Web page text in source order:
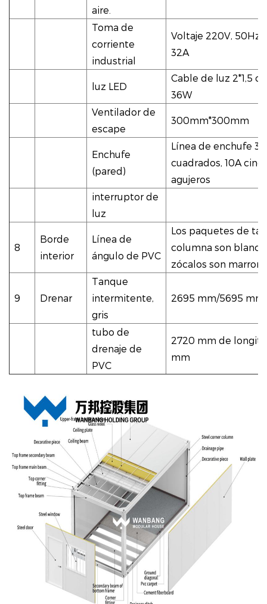
aire.
Toma de
corriente
industrial
Voltaje 220V, 50Hz,
32A
luz LED
Cable de luz 2*1,5
36W
Ventilador de
escape
300mm*300mm
Enchufe
(pared)
Línea de enchufe
cuadrados, 10A
agujeros
interruptor de
luz
8
Borde
interior
Línea de
ángulo de PVC
Los paquetes de
columna son
zócalos son
9 Drenar
Tanque
intermitente,
gris
2695 mm/5695 mm
tubo de
drenaje de
PVC
2720 mm de
mm